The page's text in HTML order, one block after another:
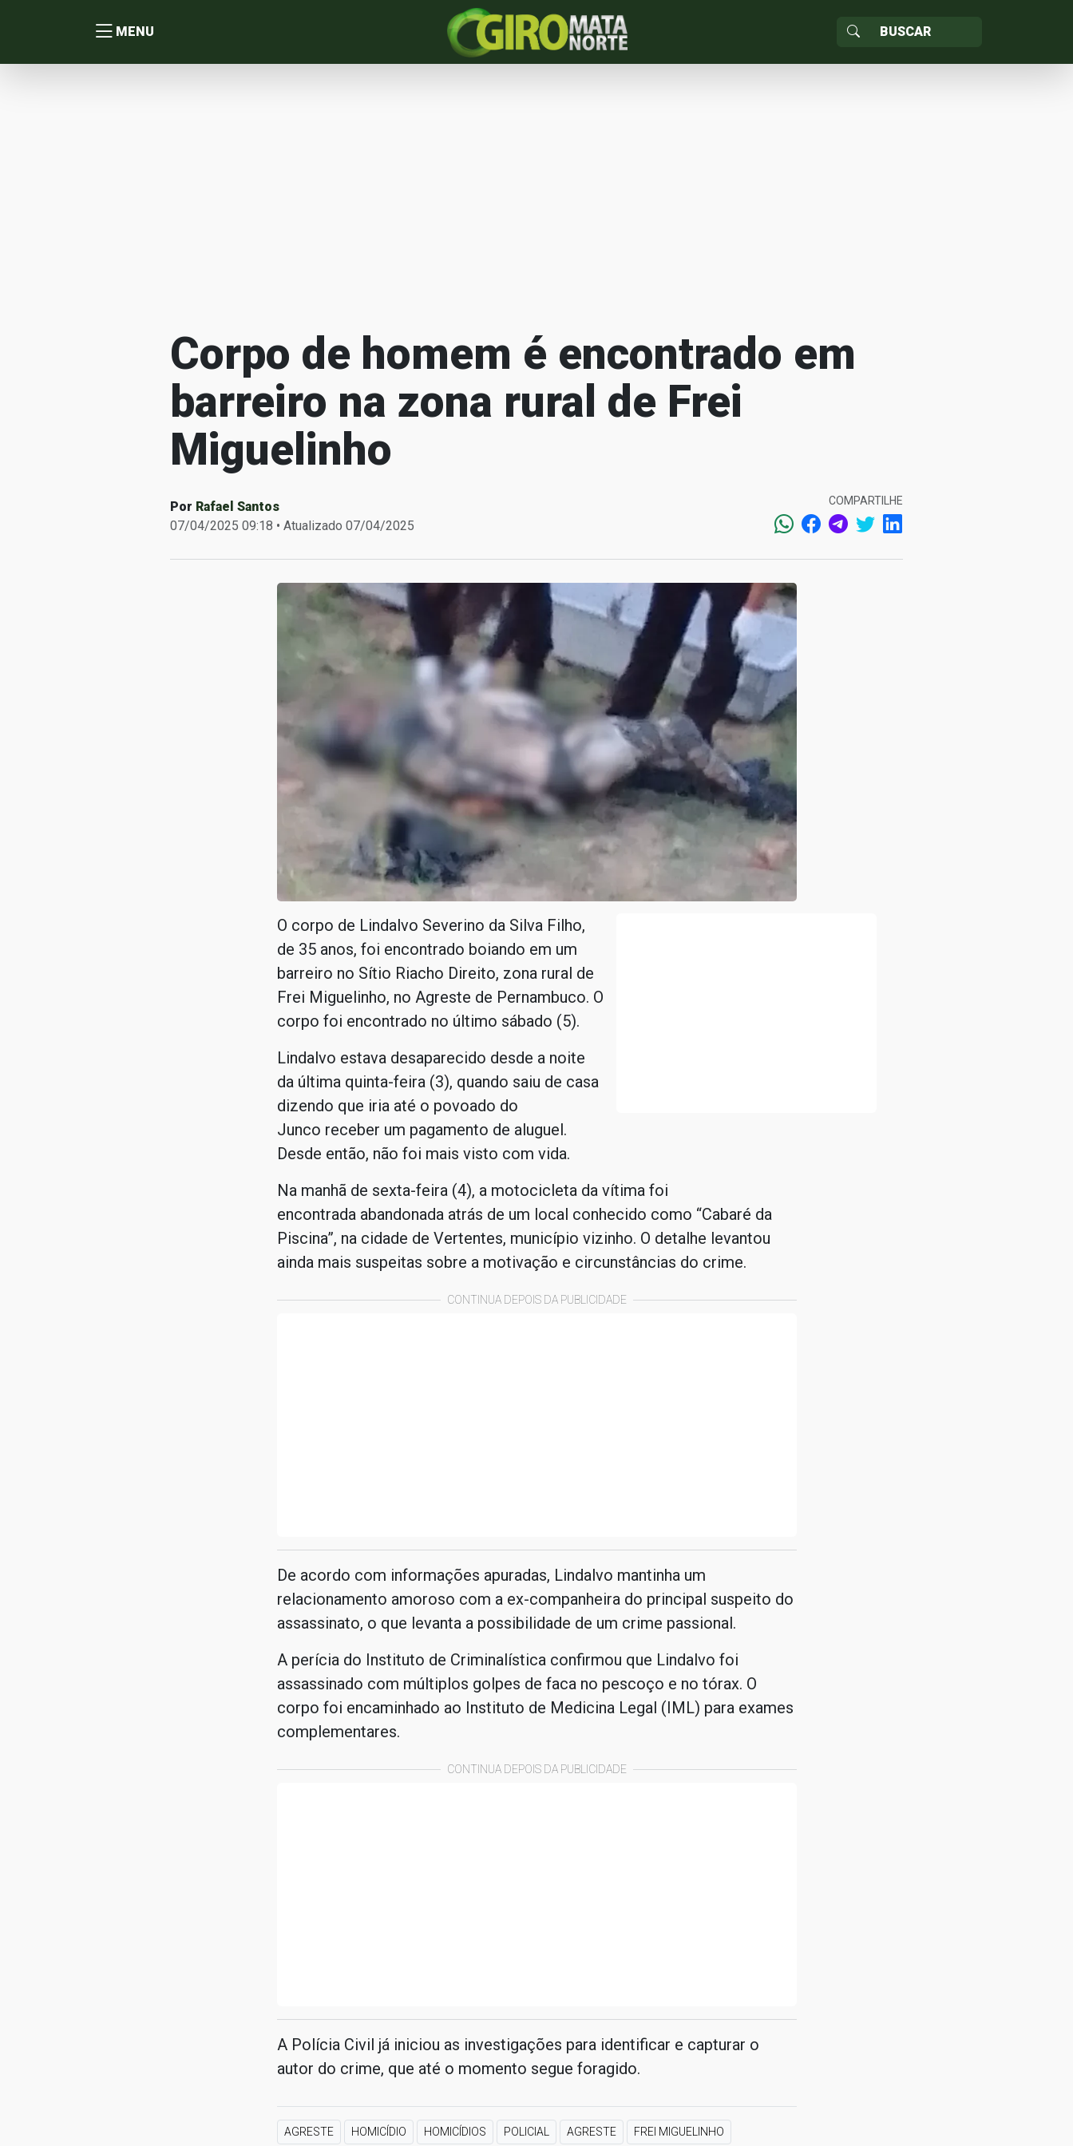
MENU
Corpo de homem é encontrado em
barreiro na zona rural de Frei
Miguelinho
Por Rafael Santos
07/04/2025 09:18 • Atualizado 07/04/2025
COMPARTILHE
O corpo de Lindalvo Severino da Silva Filho,
de 35 anos, foi encontrado boiando em um
barreiro no Sítio Riacho Direito, zona rural de
Frei Miguelinho, no Agreste de Pernambuco. O
corpo foi encontrado no último sábado (5).
Lindalvo estava desaparecido desde a noite
da última quinta-feira (3), quando saiu de casa
dizendo que iria até o povoado do
Junco receber um pagamento de aluguel.
Desde então, não foi mais visto com vida.
Na manhã de sexta-feira (4), a motocicleta da vítima foi
encontrada abandonada atrás de um local conhecido como “Cabaré da
Piscina”, na cidade de Vertentes, município vizinho. O detalhe levantou
ainda mais suspeitas sobre a motivação e circunstâncias do crime.
CONTINUA DEPOIS DA PUBLICIDADE
De acordo com informações apuradas, Lindalvo mantinha um
relacionamento amoroso com a ex-companheira do principal suspeito do
assassinato, o que levanta a possibilidade de um crime passional.
A perícia do Instituto de Criminalística confirmou que Lindalvo foi
assassinado com múltiplos golpes de faca no pescoço e no tórax. O
corpo foi encaminhado ao Instituto de Medicina Legal (IML) para exames
complementares.
CONTINUA DEPOIS DA PUBLICIDADE
A Polícia Civil já iniciou as investigações para identificar e capturar o
autor do crime, que até o momento segue foragido.
AGRESTE HOMICÍDIO HOMICÍDIOS POLICIAL AGRESTE FREI MIGUELINHO